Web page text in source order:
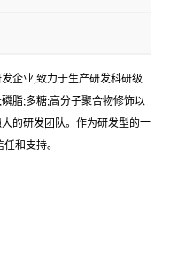
企业,致力于生产研发科研级
脂;多糖;高分子聚合物修饰以
的研发团队。作为研发型的一
和支持。